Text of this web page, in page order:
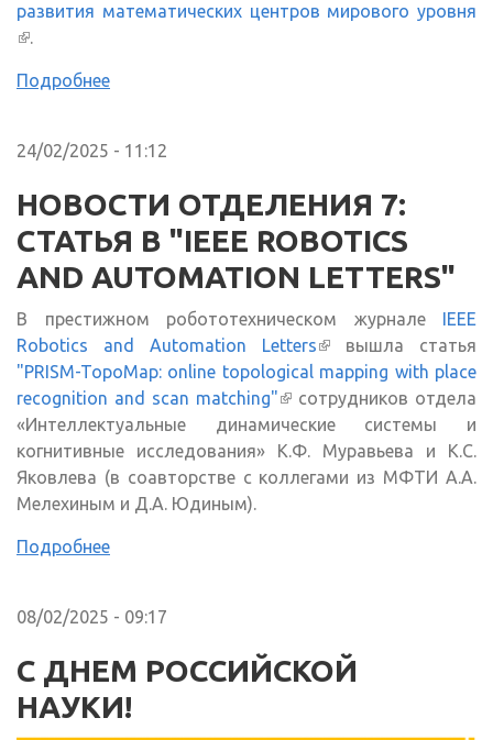
развития математических центров мирового уровня
(внешняя ссылка)
.
Подробнее
24/02/2025 - 11:12
НОВОСТИ ОТДЕЛЕНИЯ 7:
СТАТЬЯ В "IEEE ROBOTICS
AND AUTOMATION LETTERS"
В престижном робототехническом журнале IEEE
Robotics and Automation Letters(внешняя ссылка)
вышла статья
"PRISM-TopoMap: online topological mapping with place
recognition and scan matching"(внешняя ссылка)
сотрудников отдела
«Интеллектуальные динамические системы и
когнитивные исследования» К.Ф. Муравьева и К.С.
Яковлева (в соавторстве с коллегами из МФТИ А.А.
Мелехиным и Д.А. Юдиным).
Подробнее
08/02/2025 - 09:17
С ДНЕМ РОССИЙСКОЙ
НАУКИ!